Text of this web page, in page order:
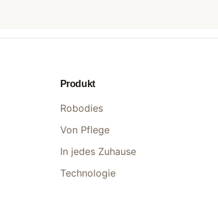
Produkt
Robodies
Von Pflege
In jedes Zuhause
Technologie